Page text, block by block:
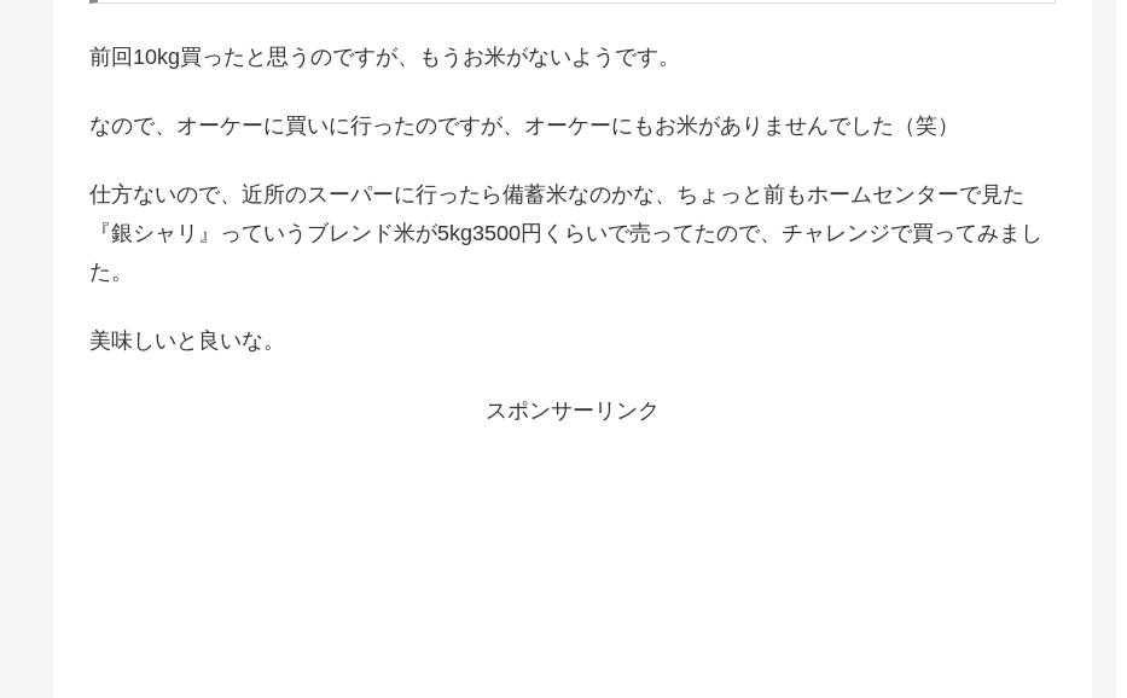
前回10kg買ったと思うのですが、もうお米がないようです。
なので、オーケーに買いに行ったのですが、オーケーにもお米がありませんでした（笑）
仕方ないので、近所のスーパーに行ったら備蓄米なのかな、ちょっと前もホームセンターで見た
『銀シャリ』っていうブレンド米が5kg3500円くらいで売ってたので、チャレンジで買ってみまし
た。
美味しいと良いな。
スポンサーリンク